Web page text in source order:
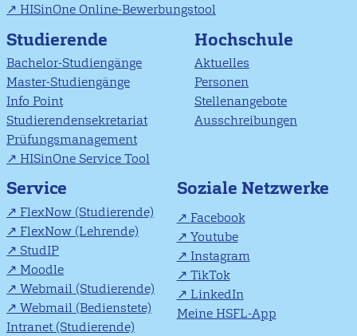
HISinOne Online-Bewerbungstool
Studierende
Bachelor-Studiengänge
Master-Studiengänge
Info Point
Studierendensekretariat
Prüfungsmanagement
HISinOne Service Tool
Hochschule
Aktuelles
Personen
Stellenangebote
Ausschreibungen
Service
FlexNow (Studierende)
FlexNow (Lehrende)
StudIP
Moodle
Webmail (Studierende)
Webmail (Bedienstete)
Intranet (Studierende)
Soziale Netzwerke
Facebook
Youtube
Instagram
TikTok
LinkedIn
Meine HSFL-App